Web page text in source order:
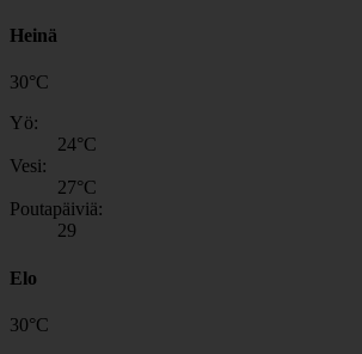
Heinä
30°C
Yö:
24°C
Vesi:
27°C
Poutapäiviä:
29
Elo
30°C